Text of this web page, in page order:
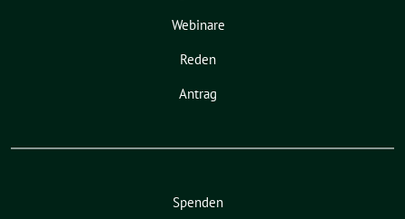
Webinare
Reden
Antrag
Spenden